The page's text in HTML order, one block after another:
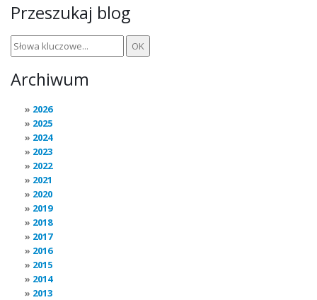
Przeszukaj blog
Archiwum
2026
2025
2024
2023
2022
2021
2020
2019
2018
2017
2016
2015
2014
2013